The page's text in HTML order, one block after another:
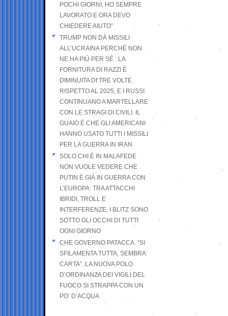
POCHI GIORNI, HO SEMPRE
LAVORATO E ORA DEVO
CHIEDERE AIUTO”
TRUMP NON DÀ MISSILI
ALL’UCRAINA PERCHÉ NON
NE HA PIÙ PER SÉ : LA
FORNITURA DI RAZZI È
DIMINUITA DI TRE VOLTE
RISPETTO AL 2025, E I RUSSI
CONTINUANO A MARTELLARE
CON LE STRAGI DI CIVILI. IL
GUAIO È CHE GLI AMERICANI
HANNO USATO TUTTI I MISSILI
PER LA GUERRA IN IRAN
SOLO CHI È IN MALAFEDE
NON VUOLE VEDERE CHE
PUTIN È GIÀ IN GUERRA CON
L’EUROPA: TRA ATTACCHI
IBRIDI, TROLL E
INTERFERENZE, I BLITZ SONO
SOTTO GLI OCCHI DI TUTTI
OGNI GIORNO
CHE GOVERNO PATACCA. “SI
SFILAMENTA TUTTA, SEMBRA
CARTA”. LA NUOVA POLO
D’ORDINANZA DEI VIGILI DEL
FUOCO SI STRAPPA CON UN
PO’ D’ACQUA